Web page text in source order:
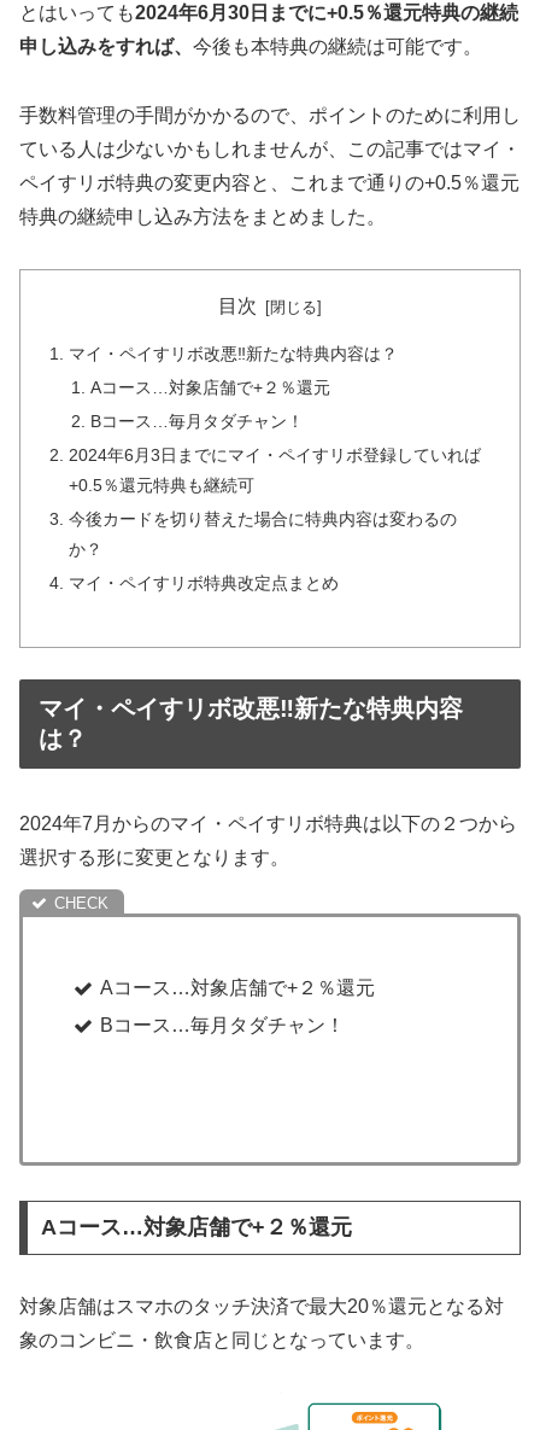
とはいっても2024年6月30日までに+0.5％還元特典の継続
申し込みをすれば、 今後も本特典の継続は可能です。
手数料管理の手間がかかるので、ポイントのために利用し
ている人は少ないかもしれませんが、この記事ではマイ・
ペイすリボ特典の変更内容と、これまで通りの+0.5％還元
特典の継続申し込み方法をまとめました。
目次
マイ・ペイすリボ改悪‼新たな特典内容は？
Aコース…対象店舗で+２％還元
Bコース…毎月タダチャン！
2024年6月3日までにマイ・ペイすリボ登録していれば
+0.5％還元特典も継続可
今後カードを切り替えた場合に特典内容は変わるの
か？
マイ・ペイすリボ特典改定点まとめ
マイ・ペイすリボ改悪‼新たな特典内容
は？
2024年7月からのマイ・ペイすリボ特典は以下の２つから
選択する形に変更となります。
Aコース…対象店舗で+２％還元
Bコース…毎月タダチャン！
Aコース…対象店舗で+２％還元
対象店舗はスマホのタッチ決済で最大20％還元となる対
象のコンビニ・飲食店と同じとなっています。